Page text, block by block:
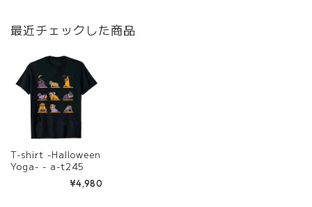
最近チェックした商品
T-shirt -Halloween
Yoga- - a-t245
¥4,980